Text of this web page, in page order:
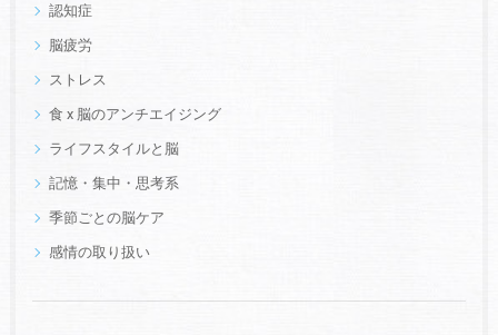
認知症
脳疲労
ストレス
食 x 脳のアンチエイジング
ライフスタイルと脳
記憶・集中・思考系
季節ごとの脳ケア
感情の取り扱い